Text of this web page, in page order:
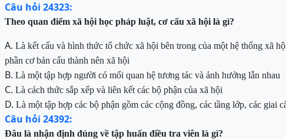
Câu hỏi 24323:
Theo quan điểm xã hội học pháp luật, cơ cấu xã hội là gì?
A. Là kết cấu và hình thức tổ chức xã hội bên trong của một hệ thống xã
phần cơ bản cấu thành nên xã hội
B. Là một tập hợp người có mối quan hệ tương tác và ảnh hưởng lẫn nhau
C. Là cách thức sắp xếp và liên kết các bộ phận của xã hội
D. Là một tập hợp các bộ phận gồm các cộng đồng, các tầng lớp, các giai
Câu hỏi 24392:
Đâu là nhận định đúng về tập huấn điều tra viên là gì?